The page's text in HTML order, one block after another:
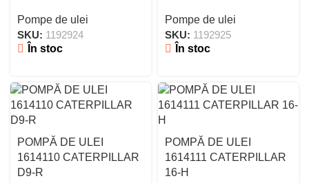
Pompe de ulei
SKU: 1192924
În stoc
Pompe de ulei
SKU: 1192925
În stoc
POMPĂ DE ULEI
1614110 CATERPILLAR
D9-R
POMPĂ DE ULEI
1614111 CATERPILLAR
16-H